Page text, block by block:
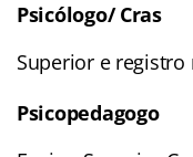
Psicólogo/ Cras
Superior e registro
Psicopedagogo